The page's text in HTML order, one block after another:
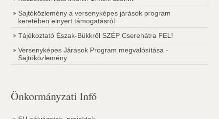
Sajtóközlemény a versenyképes járások program
keretében elnyert támogatásról
Tájékoztató Észak-Bükkről SZÉP Cserehátra FEL!
Versenyképes Járások Program megvalósítása -
Sajtóközlemény
Önkormányzati Infó